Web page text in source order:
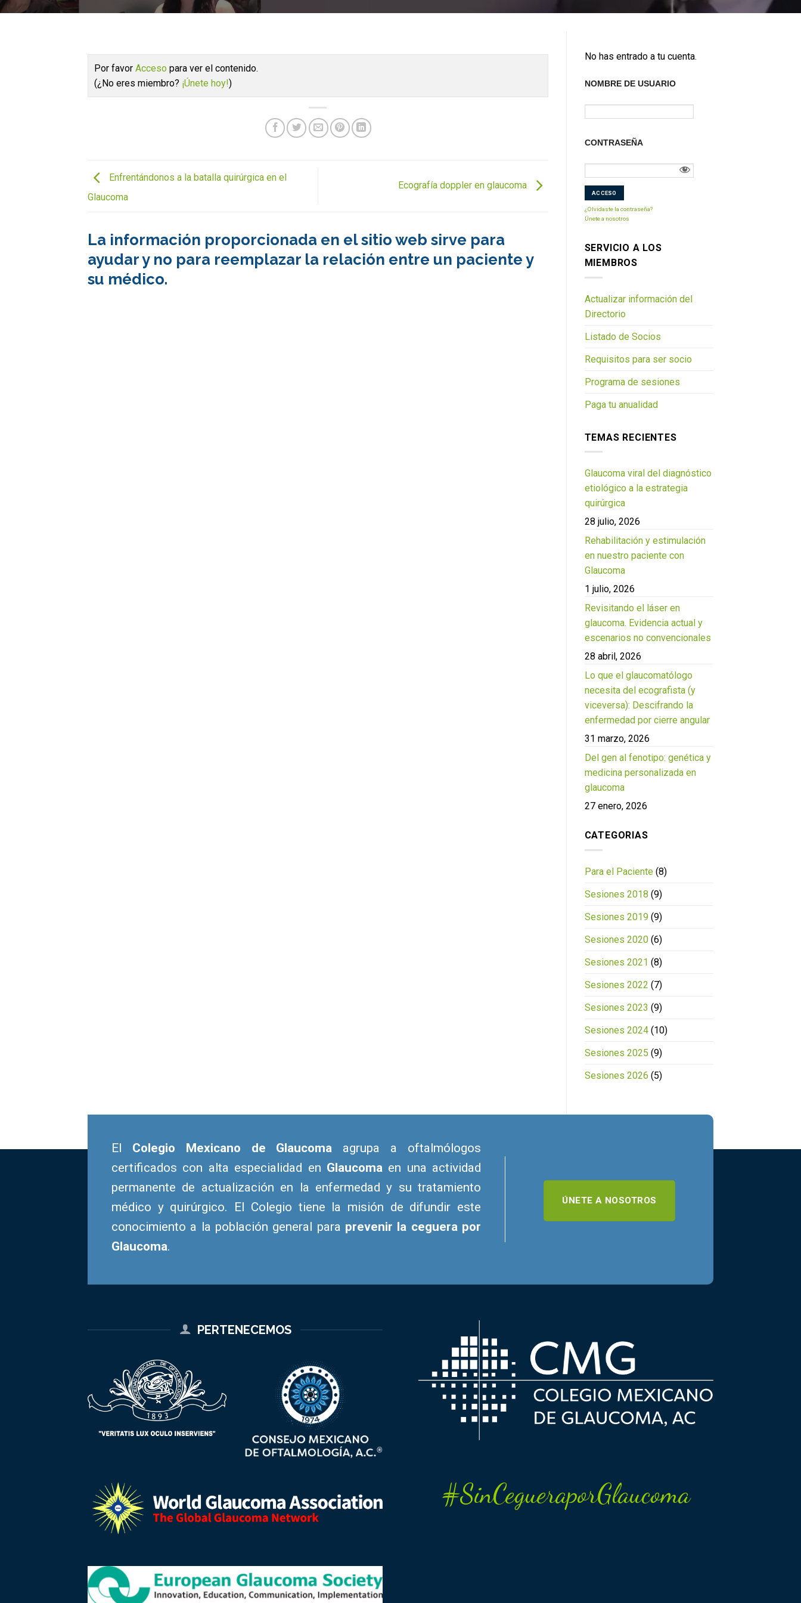
Por favor Acceso para ver el contenido.
(¿No eres miembro? ¡Únete hoy!)
Enfrentándonos a la batalla quirúrgica en el
Glaucoma
Ecografía doppler en glaucoma
La información proporcionada en el sitio web sirve para
ayudar y no para reemplazar la relación entre un paciente y
su médico.
No has entrado a tu cuenta.
NOMBRE DE USUARIO
CONTRASEÑA
¿Olvidaste la contraseña?
Únete a nosotros
SERVICIO A LOS
MIEMBROS
Actualizar información del
Directorio
Listado de Socios
Requisitos para ser socio
Programa de sesiones
Paga tu anualidad
TEMAS RECIENTES
Glaucoma viral del diagnóstico
etiológico a la estrategia
quirúrgica
28 julio, 2026
Rehabilitación y estimulación
en nuestro paciente con
Glaucoma
1 julio, 2026
Revisitando el láser en
glaucoma. Evidencia actual y
escenarios no convencionales
28 abril, 2026
Lo que el glaucomatólogo
necesita del ecografista (y
viceversa): Descifrando la
enfermedad por cierre angular
31 marzo, 2026
Del gen al fenotipo: genética y
medicina personalizada en
glaucoma
27 enero, 2026
CATEGORIAS
Para el Paciente(8)
Sesiones 2018 (9)
Sesiones 2019(9)
Sesiones 2020(6)
Sesiones 2021 (8)
Sesiones 2022 (7)
Sesiones 2023 (9)
Sesiones 2024(10)
Sesiones 2025 (9)
Sesiones 2026 (5)
El Colegio Mexicano de Glaucoma agrupa a oftalmólogos
certificados con alta especialidad en Glaucoma en una actividad
permanente de actualización en la enfermedad y su tratamiento
médico y quirúrgico. El Colegio tiene la misión de difundir este
conocimiento a la población general para prevenir la ceguera por
Glaucoma.
ÚNETE A NOSOTROS
PERTENECEMOS
#SinCegueraporGlaucoma